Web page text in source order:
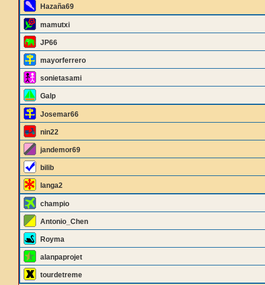
Hazaña69
mamutxi
JP66
mayorferrero
sonietasami
Galp
Josemar66
nin22
jandemor69
bilib
langa2
champio
Antonio_Chen
Royma
alanpaprojet
tourdetreme